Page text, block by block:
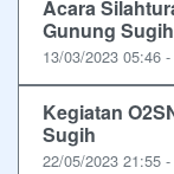
Acara
Gunung Sugih
13/03/2023 05:46
Kegiatan
Sugih
22/05/2023 21:55